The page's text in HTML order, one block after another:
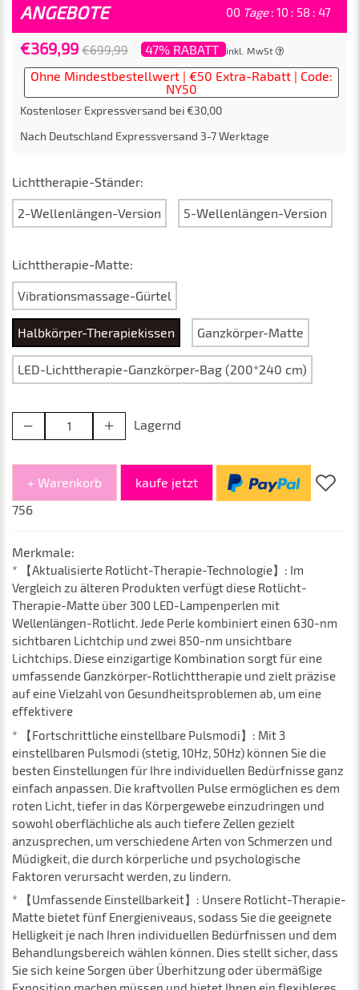
ANGEBOTE 00 Tage : 10 : 58 : 46
€369,99 €699,99 47% RABATT inkl. MwSt
Ohne Mindestbestellwert | €50 Extra-Rabatt | Code:
NY50
Kostenloser Expressversand bei €30,00
Nach Deutschland Expressversand 3-7Werktage
Lichttherapie-Ständer:
2-Wellenlängen-Version 5-Wellenlängen-Version
Lichttherapie-Matte:
Vibrationsmassage-Gürtel
Halbkörper-Therapiekissen Ganzkörper-Matte
LED-Lichttherapie-Ganzkörper-Bag (200*240 cm)
Lagernd
+ Warenkorb
kaufe jetzt
756
Merkmale:
* 【Aktualisierte Rotlicht-Therapie-Technologie】: Im
Vergleich zu älteren Produkten verfügt diese Rotlicht-
Therapie-Matte über 300 LED-Lampenperlen mit
Wellenlängen-Rotlicht. Jede Perle kombiniert einen 630-nm
sichtbaren Lichtchip und zwei 850-nm unsichtbare
Lichtchips. Diese einzigartige Kombination sorgt für eine
umfassende Ganzkörper-Rotlichttherapie und zielt präzise
auf eine Vielzahl von Gesundheitsproblemen ab, um eine
effektivere
* 【Fortschrittliche einstellbare Pulsmodi】: Mit 3
einstellbaren Pulsmodi (stetig, 10Hz, 50Hz) können Sie die
besten Einstellungen für Ihre individuellen Bedürfnisse ganz
einfach anpassen. Die kraftvollen Pulse ermöglichen es dem
roten Licht, tiefer in das Körpergewebe einzudringen und
sowohl oberflächliche als auch tiefere Zellen gezielt
anzusprechen, um verschiedene Arten von Schmerzen und
Müdigkeit, die durch körperliche und psychologische
Faktoren verursacht werden, zu lindern.
* 【Umfassende Einstellbarkeit】: Unsere Rotlicht-Therapie-
Matte bietet fünf Energieniveaus, sodass Sie die geeignete
Helligkeit je nach Ihren individuellen Bedürfnissen und dem
Behandlungsbereich wählen können. Dies stellt sicher, dass
Sie sich keine Sorgen über Überhitzung oder übermäßige